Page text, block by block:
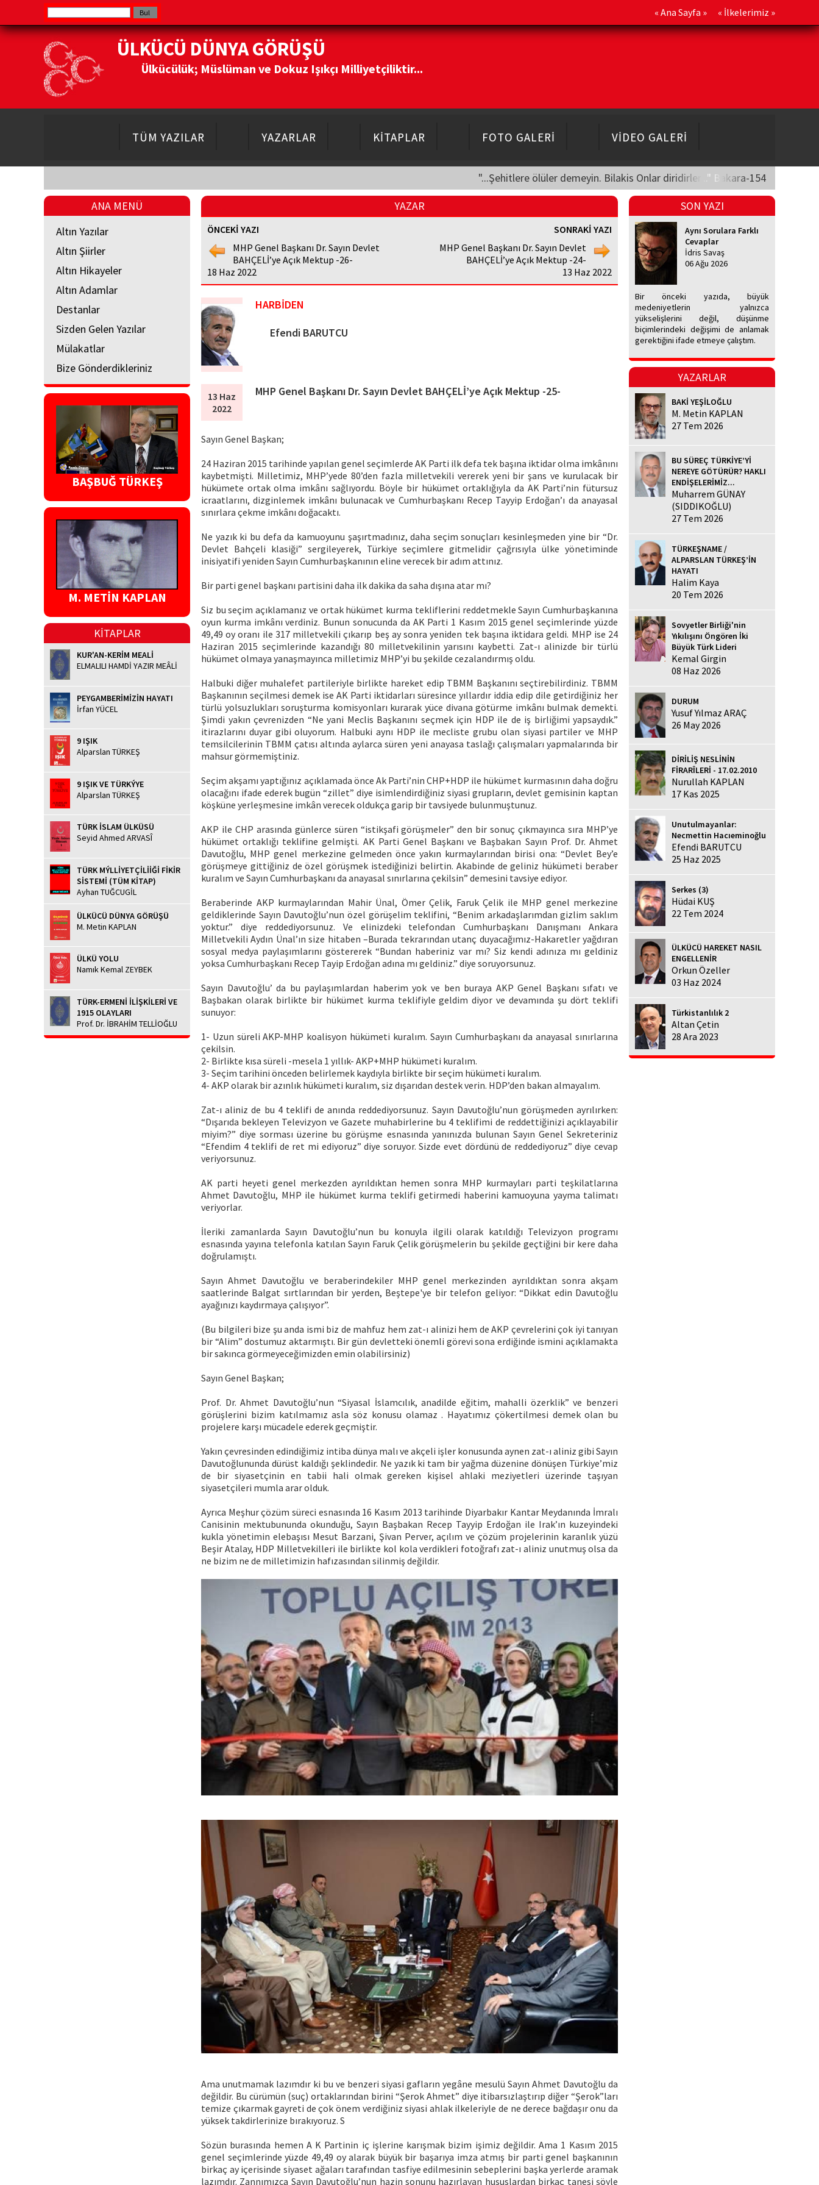
« Ana Sayfa » « İlkelerimiz »
ÜLKÜCÜ DÜNYA GÖRÜŞÜ
Ülkücülük; Müslüman ve Dokuz Işıkçı Milliyetçiliktir...
TÜM YAZILAR YAZARLAR KİTAPLAR FOTO GALERİ VİDEO GALERİ
"...Şehitlere ölüler demeyin. Bilakis Onlar diridirler..." Bakara-154
ANA MENÜ
Altın Yazılar
Altın Şiirler
Altın Hikayeler
Altın Adamlar
Destanlar
Sizden Gelen Yazılar
Mülakatlar
Bize Gönderdikleriniz
BAŞBUĞ TÜRKEŞ
M. METİN KAPLAN
KİTAPLAR
KUR'AN-KERİM MEALİ
ELMALILI HAMDİ YAZIR MEÂLİ
PEYGAMBERİMİZİN HAYATI
İrfan YÜCEL
9 IŞIK
Alparslan TÜRKEŞ
9 IŞIK VE TÜRKÝYE
Alparslan TÜRKEŞ
TÜRK İSLAM ÜLKÜSÜ
Seyid Ahmed ARVASÎ
TÜRK MÝLLİYETÇİLİİĞİ FİKİR
SİSTEMİ (TÜM KİTAP)
Ayhan TUĞCUGİL
ÜLKÜCÜ DÜNYA GÖRÜŞÜ
M. Metin KAPLAN
ÜLKÜ YOLU
Namık Kemal ZEYBEK
TÜRK-ERMENİ İLİŞKİLERİ VE
1915 OLAYLARI
Prof. Dr. İBRAHİM TELLİOĞLU
YAZAR
ÖNCEKİ YAZI
MHP Genel Başkanı Dr. Sayın Devlet
BAHÇELİ’ye Açık Mektup -26-
18 Haz 2022
SONRAKİ YAZI
MHP Genel Başkanı Dr. Sayın Devlet
BAHÇELİ’ye Açık Mektup -24-
13 Haz 2022
HARBİDEN
Efendi BARUTCU
13 Haz
2022
MHP Genel Başkanı Dr. Sayın Devlet BAHÇELİ’ye Açık Mektup -25-
Sayın Genel Başkan;
24 Haziran 2015 tarihinde yapılan genel seçimlerde AK Parti ilk defa tek başına iktidar olma imkânını
kaybetmişti. Milletimiz, MHP’yede 80’den fazla milletvekili vererek yeni bir şans ve kurulacak bir
hükümete ortak olma imkânı sağlıyordu. Böyle bir hükümet ortaklığıyla da AK Parti’nin fütursuz
icraatlarını, dizginlemek imkânı bulunacak ve Cumhurbaşkanı Recep Tayyip Erdoğan’ı da anayasal
sınırlara çekme imkânı doğacaktı.
Ne yazık ki bu defa da kamuoyunu şaşırtmadınız, daha seçim sonuçları kesinleşmeden yine bir “Dr.
Devlet Bahçeli klasiği” sergileyerek, Türkiye seçimlere gitmelidir çağrısıyla ülke yönetiminde
inisiyatifi yeniden Sayın Cumhurbaşkanının eline verecek bir adım attınız.
Bir parti genel başkanı partisini daha ilk dakika da saha dışına atar mı?
Siz bu seçim açıklamanız ve ortak hükümet kurma tekliflerini reddetmekle Sayın Cumhurbaşkanına
oyun kurma imkânı verdiniz. Bunun sonucunda da AK Parti 1 Kasım 2015 genel seçimlerinde yüzde
49,49 oy oranı ile 317 milletvekili çıkarıp beş ay sonra yeniden tek başına iktidara geldi. MHP ise 24
Haziran 2015 seçimlerinde kazandığı 80 milletvekilinin yarısını kaybetti. Zat-ı alinizde bir türlü
hükümet olmaya yanaşmayınca milletimiz MHP’yi bu şekilde cezalandırmış oldu.
Halbuki diğer muhalefet partileriyle birlikte hareket edip TBMM Başkanını seçtirebilirdiniz. TBMM
Başkanının seçilmesi demek ise AK Parti iktidarları süresince yıllardır iddia edip dile getirdiğiniz her
türlü yolsuzlukları soruşturma komisyonları kurarak yüce divana götürme imkânı bulmak demekti.
Şimdi yakın çevrenizden “Ne yani Meclis Başkanını seçmek için HDP ile de iş birliğimi yapsaydık.”
itirazlarını duyar gibi oluyorum. Halbuki aynı HDP ile mecliste grubu olan siyasi partiler ve MHP
temsilcilerinin TBMM çatısı altında aylarca süren yeni anayasa taslağı çalışmaları yapmalarında bir
mahsur görmemiştiniz.
Seçim akşamı yaptığınız açıklamada önce Ak Parti’nin CHP+HDP ile hükümet kurmasının daha doğru
olacağını ifade ederek bugün “zillet” diye isimlendirdiğiniz siyasi grupların, devlet gemisinin kaptan
köşküne yerleşmesine imkân verecek oldukça garip bir tavsiyede bulunmuştunuz.
AKP ile CHP arasında günlerce süren “istikşafi görüşmeler” den bir sonuç çıkmayınca sıra MHP’ye
hükümet ortaklığı teklifine gelmişti. AK Parti Genel Başkanı ve Başbakan Sayın Prof. Dr. Ahmet
Davutoğlu, MHP genel merkezine gelmeden önce yakın kurmaylarından birisi ona: “Devlet Bey’e
görüşmeye gittiğiniz de özel görüşmek istediğinizi belirtin. Akabinde de geliniz hükümeti beraber
kuralım ve Sayın Cumhurbaşkanı da anayasal sınırlarına çekilsin” demesini tavsiye ediyor.
Beraberinde AKP kurmaylarından Mahir Ünal, Ömer Çelik, Faruk Çelik ile MHP genel merkezine
geldiklerinde Sayın Davutoğlu’nun özel görüşelim teklifini, “Benim arkadaşlarımdan gizlim saklım
yoktur.” diye reddediyorsunuz. Ve elinizdeki telefondan Cumhurbaşkanı Danışmanı Ankara
Milletvekili Aydın Ünal’ın size hitaben –Burada tekrarından utanç duyacağımız-Hakaretler yağdıran
sosyal medya paylaşımlarını göstererek “Bundan haberiniz var mı? Siz kendi adınıza mı geldiniz
yoksa Cumhurbaşkanı Recep Tayip Erdoğan adına mı geldiniz.” diye soruyorsunuz.
Sayın Davutoğlu’ da bu paylaşımlardan haberim yok ve ben buraya AKP Genel Başkanı sıfatı ve
Başbakan olarak birlikte bir hükümet kurma teklifiyle geldim diyor ve devamında şu dört teklifi
sunuyor:
1- Uzun süreli AKP-MHP koalisyon hükümeti kuralım. Sayın Cumhurbaşkanı da anayasal sınırlarına
çekilsin.
2- Birlikte kısa süreli -mesela 1 yıllık- AKP+MHP hükümeti kuralım.
3- Seçim tarihini önceden belirlemek kaydıyla birlikte bir seçim hükümeti kuralım.
4- AKP olarak bir azınlık hükümeti kuralım, siz dışarıdan destek verin. HDP’den bakan almayalım.
Zat-ı aliniz de bu 4 teklifi de anında reddediyorsunuz. Sayın Davutoğlu’nun görüşmeden ayrılırken:
“Dışarıda bekleyen Televizyon ve Gazete muhabirlerine bu 4 teklifimi de reddettiğinizi açıklayabilir
miyim?” diye sorması üzerine bu görüşme esnasında yanınızda bulunan Sayın Genel Sekreteriniz
“Efendim 4 teklifi de ret mi ediyoruz” diye soruyor. Sizde evet dördünü de reddediyoruz” diye cevap
veriyorsunuz.
AK parti heyeti genel merkezden ayrıldıktan hemen sonra MHP kurmayları parti teşkilatlarına
Ahmet Davutoğlu, MHP ile hükümet kurma teklifi getirmedi haberini kamuoyuna yayma talimatı
veriyorlar.
İleriki zamanlarda Sayın Davutoğlu’nun bu konuyla ilgili olarak katıldığı Televizyon programı
esnasında yayına telefonla katılan Sayın Faruk Çelik görüşmelerin bu şekilde geçtiğini bir kere daha
doğrulamıştı.
Sayın Ahmet Davutoğlu ve beraberindekiler MHP genel merkezinden ayrıldıktan sonra akşam
saatlerinde Balgat sırtlarından bir yerden, Beştepe'ye bir telefon geliyor: “Dikkat edin Davutoğlu
ayağınızı kaydırmaya çalışıyor”.
(Bu bilgileri bize şu anda ismi biz de mahfuz hem zat-ı alinizi hem de AKP çevrelerini çok iyi tanıyan
bir “Alim” dostumuz aktarmıştı. Bir gün devletteki önemli görevi sona erdiğinde ismini açıklamakta
bir sakınca görmeyeceğimizden emin olabilirsiniz)
Sayın Genel Başkan;
Prof. Dr. Ahmet Davutoğlu’nun “Siyasal İslamcılık, anadilde eğitim, mahalli özerklik” ve benzeri
görüşlerini bizim katılmamız asla söz konusu olamaz . Hayatımız çökertilmesi demek olan bu
projelere karşı mücadele ederek geçmiştir.
Yakın çevresinden edindiğimiz intiba dünya malı ve akçeli işler konusunda aynen zat-ı aliniz gibi Sayın
Davutoğlununda dürüst kaldığı şeklindedir. Ne yazık ki tam bir yağma düzenine dönüşen Türkiye’miz
de bir siyasetçinin en tabii hali olmak gereken kişisel ahlaki meziyetleri üzerinde taşıyan
siyasetçileri mumla arar olduk.
Ayrıca Meşhur çözüm süreci esnasında 16 Kasım 2013 tarihinde Diyarbakır Kantar Meydanında İmralı
Canisinin mektubununda okunduğu, Sayın Başbakan Recep Tayyip Erdoğan ile Irak’ın kuzeyindeki
kukla yönetimin elebaşısı Mesut Barzani, Şivan Perver, açılım ve çözüm projelerinin karanlık yüzü
Beşir Atalay, HDP Milletvekilleri ile birlikte kol kola verdikleri fotoğrafı zat-ı aliniz unutmuş olsa da
ne bizim ne de milletimizin hafızasından silinmiş değildir.
Ama unutmamak lazımdır ki bu ve benzeri siyasi gafların yegâne mesulü Sayın Ahmet Davutoğlu da
değildir. Bu cürümün (suç) ortaklarından birini “Şerok Ahmet” diye itibarsızlaştırıp diğer “Şerok”ları
temize çıkarmak gayreti de çok önem verdiğiniz siyasi ahlak ilkeleriyle de ne derece bağdaşır onu da
yüksek takdirlerinize bırakıyoruz. S
Sözün burasında hemen A K Partinin iç işlerine karışmak bizim işimiz değildir. Ama 1 Kasım 2015
genel seçimlerinde yüzde 49,49 oy alarak büyük bir başarıya imza atmış bir parti genel başkanının
birkaç ay içerisinde siyaset ağaları tarafından tasfiye edilmesinin sebeplerini başka yerlerde aramak
lazımdır. Zannımızca Sayın Davutoğlu’nun hazin sonunu hazırlayan hususlardan birkaç tanesi şöyle
SON YAZI
Aynı Sorulara Farklı
Cevaplar
İdris Savaş
06 Ağu 2026
Bir önceki yazıda, büyük
medeniyetlerin yalnızca
yükselişlerini değil, düşünme
biçimlerindeki değişimi de anlamak
gerektiğini ifade etmeye çalıştım.
YAZARLAR
BAKİ YEŞİLOĞLU
M. Metin KAPLAN
27 Tem 2026
BU SÜREÇ TÜRKİYE’Yİ
NEREYE GÖTÜRÜR? HAKLI
ENDİŞELERİMİZ...
Muharrem GÜNAY
(SIDDIKOĞLU)
27 Tem 2026
TÜRKEŞNAME /
ALPARSLAN TÜRKEŞ’İN
HAYATI
Halim Kaya
20 Tem 2026
Sovyetler Birliği'nin
Yıkılışını Öngören İki
Büyük Türk Lideri
Kemal Girgin
08 Haz 2026
DURUM
Yusuf Yılmaz ARAÇ
26 May 2026
DİRİLİŞ NESLİNİN
FİRARÎLERİ - 17.02.2010
Nurullah KAPLAN
17 Kas 2025
Unutulmayanlar:
Necmettin Hacıeminoğlu
Efendi BARUTCU
25 Haz 2025
Serkes (3)
Hüdai KUŞ
22 Tem 2024
ÜLKÜCÜ HAREKET NASIL
ENGELLENİR
Orkun Özeller
03 Haz 2024
Türkistanlılık 2
Altan Çetin
28 Ara 2023